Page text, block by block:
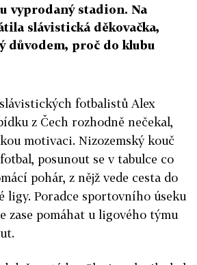
vyprodaný stadion. Na
slávistická děkovačka,
důvodem, proč do klubu
fotbalistů Alex
z Čech rozhodně nečekal,
motivaci. Nizozemský kouč
posunout se v tabulce co
pohár, z nějž vede cesta do
ligy. Poradce sportovního úseku
zase pomáhat u ligového týmu